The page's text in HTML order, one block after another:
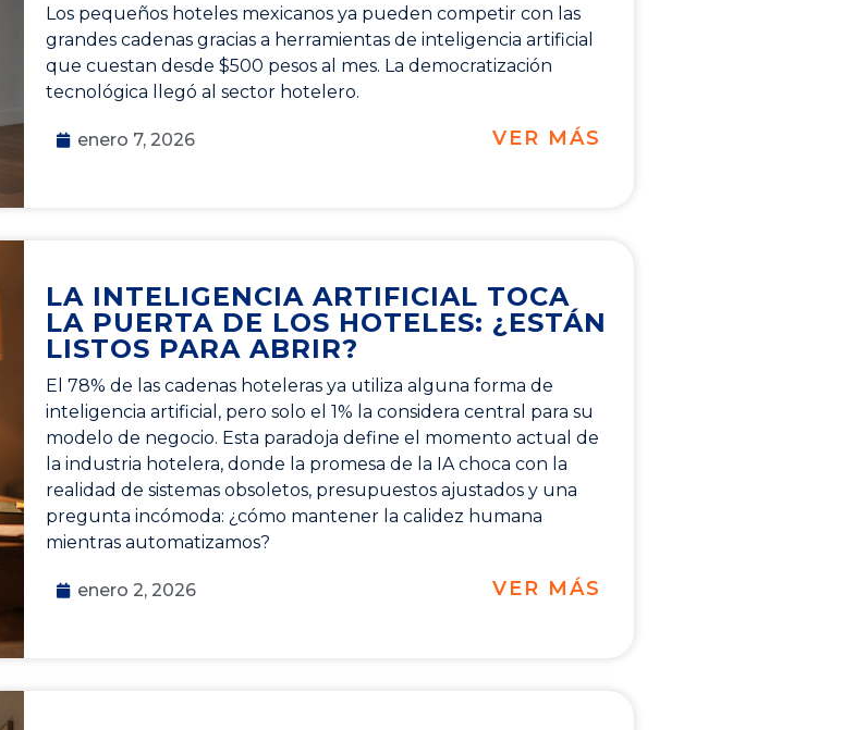
Los pequeños hoteles mexicanos ya pueden competir con las
grandes cadenas gracias a herramientas de inteligencia artificial
que cuestan desde $500 pesos al mes. La democratización
tecnológica llegó al sector hotelero.
enero 7, 2026 VER MÁS
LA INTELIGENCIA ARTIFICIAL TOCA
LA PUERTA DE LOS HOTELES: ¿ESTÁN
LISTOS PARA ABRIR?
El 78% de las cadenas hoteleras ya utiliza alguna forma de
inteligencia artificial, pero solo el 1% la considera central para su
modelo de negocio. Esta paradoja define el momento actual de
la industria hotelera, donde la promesa de la IA choca con la
realidad de sistemas obsoletos, presupuestos ajustados y una
pregunta incómoda: ¿cómo mantener la calidez humana
mientras automatizamos?
enero 2, 2026 VER MÁS